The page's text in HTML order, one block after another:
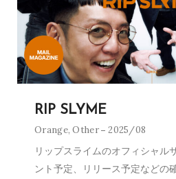
RIP SLYME
Orange,Other 2025/08
リップスライムのオフィシャル
ント予定、リリース予定などの